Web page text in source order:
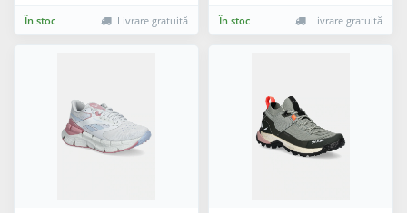
În stoc Livrare gratuită În stoc Livrare gratuită